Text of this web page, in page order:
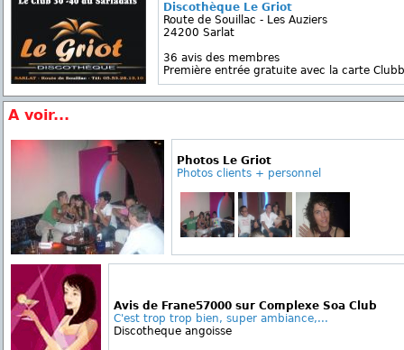
Discothèque Le Griot
Route de Souillac - Les Auziers
24200 Sarlat
36 avis des membres
Première entrée gratuite avec la carte
A voir...
Photos Le Griot
Photos clients + personnel
Avis de Frane57000 sur Complexe Soa Club
C'est trop trop bien, super ambiance,...
Discotheque angoisse